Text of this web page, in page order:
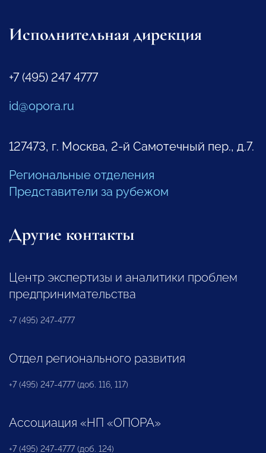
Исполнительная дирекция
+7 (495) 247 4777
id@opora.ru
127473, г. Москва, 2-й Самотечный пер., д.7.
Региональные отделения
Представители за рубежом
Другие контакты
Центр экспертизы и аналитики проблем
предпринимательства
+7 (495) 247-4777
Отдел регионального развития
+7 (495) 247-4777 (доб. 116, 117)
Ассоциация «НП «ОПОРА»
+7 (495) 247-4777 (доб. 124)